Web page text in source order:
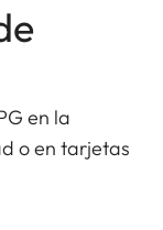
en la
o en tarjetas